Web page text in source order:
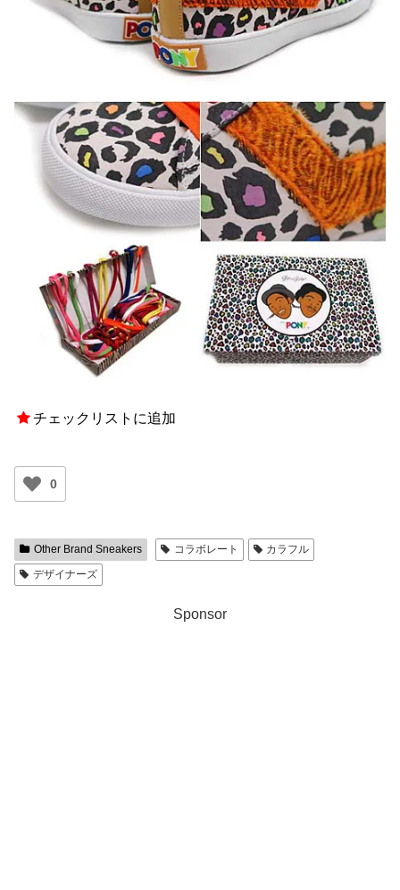
チェックリストに追加
0
Other Brand Sneakers コラボレート
カラフル
デザイナーズ
Sponsor